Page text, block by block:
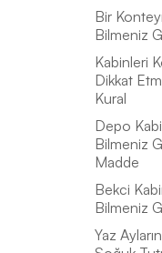
Bir
Bilmeniz
Kabinleri
Dikkat
Kural
Depo
Bilmeniz
Madde
Bekci
Bilmeniz
Yaz